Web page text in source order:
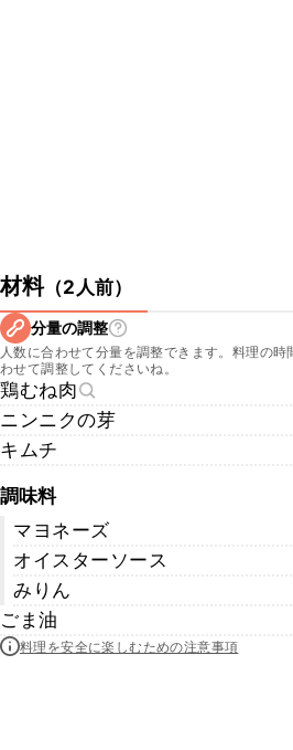
材料（2人前）
分量の調整
人数に合わせて分量を調整できます。料理の
わせて調整してくださいね。
鶏むね肉
ニンニクの芽
キムチ
調味料
マヨネーズ
オイスターソース
みりん
ごま油
料理を安全に楽しむための注意事項